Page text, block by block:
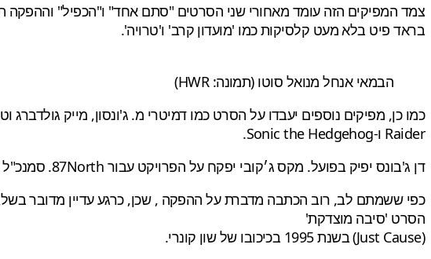
בראד פיט בלא מעט קלסיקות כמו 'מועדון קרב' ו'טרויה'.
הבמאי אנחל מנואל סוטו (תמונה: HWR)
Raider ו-Sonic the Hedgehog.
דן ג'בונס יפיק בפועל. מקס ג׳קובי יפקח על הפרויקט עבור 87North. סמנכ"ל בכיר לפיתוח ההפקה ריאן ג'ונס ומנהל הפיתוח טוני דוקרט יפקחו על הפרויקט עבור האולפן.
כפי ששמתם לב, רוב הכתבה מדברת על ההפקה , שכן, כרגע עדיין מדובר בשלב
הסרט 'סיבה מוצדקת'
(Just Cause) בשנת 1995 בכיכובו של שון קונרי.